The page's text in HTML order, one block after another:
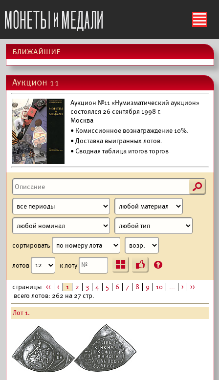
ś
ближайшие
Аукцион 11
Аукцион №11 «Нумизматический аукцион»
состоялся 26 сентября 1998 г.
Москва
• Комиссионное вознаграждение 10%.
•Доставка выигранных лотов.
• Сводная таблица итогов торгов
s
сортировать
лотов к лоту Ъ ?
страницы << < 1 2 3 4 5 6 7 8 9 10 ... >
>>
всего лотов: 262 на 27 стр.
Лот 1.